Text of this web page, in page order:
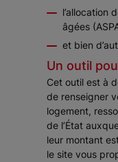
l’allocation
âgées
et bien
Un outil
Cet outil est à
de renseigner
logement,
de l’État
leur montant
le site vous